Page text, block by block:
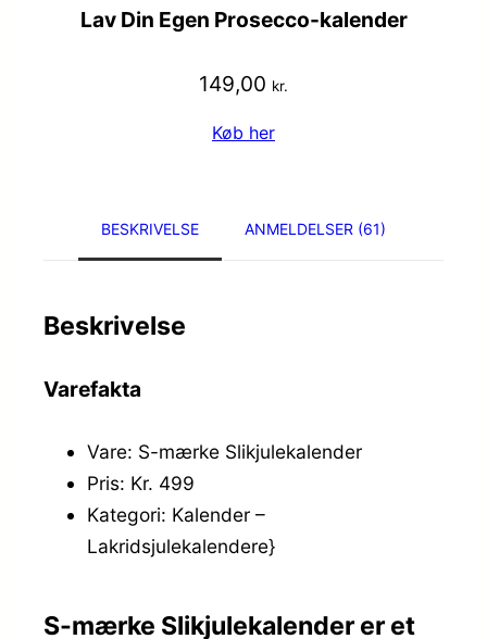
Lav Din Egen Prosecco-kalender
149,00 kr.
Køb her
BESKRIVELSE ANMELDELSER (61)
Beskrivelse
Varefakta
Vare: S-mærke Slikjulekalender
Pris: Kr. 499
Kategori: Kalender –
Lakridsjulekalendere}
S-mærke Slikjulekalender er et